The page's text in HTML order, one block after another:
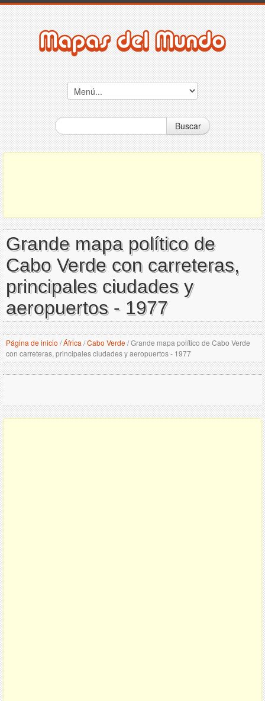
Buscar
Grande mapa político de
Cabo Verde con carreteras,
principales ciudades y
aeropuertos - 1977
Página de inicio /África /Cabo Verde/Grande mapa político de Cabo Verde
con carreteras, principales ciudades y aeropuertos - 1977